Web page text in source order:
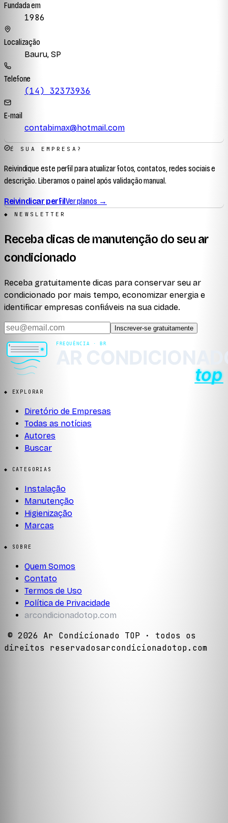
Fundada em
1986
Localização
Bauru, SP
Telefone
(14) 32373936
E-mail
contabimax@hotmail.com
É SUA EMPRESA?
Reivindique este perfil para atualizar fotos, contatos, redes sociais e
descrição. Liberamos o painel após validação manual.
Reivindicar perfilVer planos →
◆ NEWSLETTER
Receba dicas de manutenção do seu ar
condicionado
Receba gratuitamente dicas para conservar seu ar
condicionado por mais tempo, economizar energia e
identificar empresas confiáveis na sua cidade.
Inscrever-se gratuitamente
◆ EXPLORAR
Diretório de Empresas
Todas as notícias
Autores
Buscar
◆ CATEGORIAS
Instalação
Manutenção
Higienização
Marcas
◆ SOBRE
Quem Somos
Contato
Termos de Uso
Política de Privacidade
arcondicionadotop.com
© 2026 Ar Condicionado TOP · todos os
direitos reservadosarcondicionadotop.com